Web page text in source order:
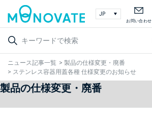
お問い合わせ
ニュース記事一覧 > 製品の仕様変更・廃番
> ステンレス容器用蓋各種 仕様変更のお知らせ
製品の仕様変更・廃番